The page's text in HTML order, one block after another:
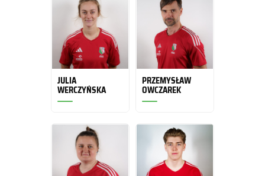
JULIA
WERCZYŃSKA
PRZEMYSŁAW
OWCZAREK